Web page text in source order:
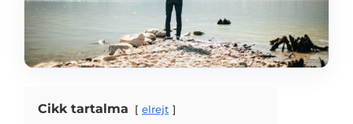
Cikk tartalma elrejt